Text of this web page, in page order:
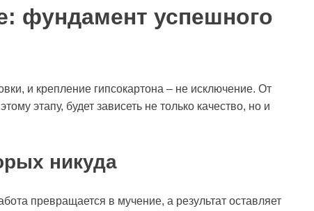
фундамент успешного
и крепление гипсокартона – не исключение. От
этапу, будет зависеть не только качество, но и
никуда
превращается в мучение, а результат оставляет